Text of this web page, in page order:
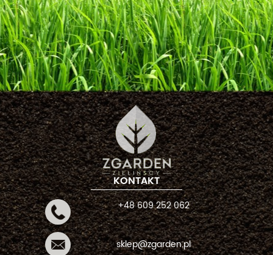
KONTAKT
+48 609 252 062
sklep@zgarden.pl